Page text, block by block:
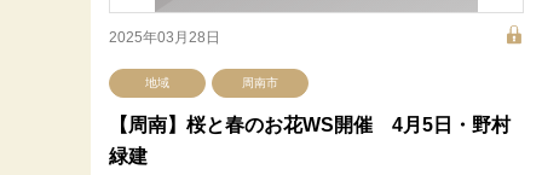
2025年03月28日
地域 周南市
【周南】桜と春のお花WS開催 4月5日・野村
緑建